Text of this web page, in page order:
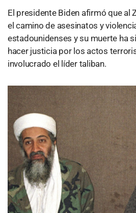
El presidente Biden afirmó que al
el camino de asesinatos y
estadounidenses y su muerte ha
hacer justicia por los actos
involucrado el líder taliban.